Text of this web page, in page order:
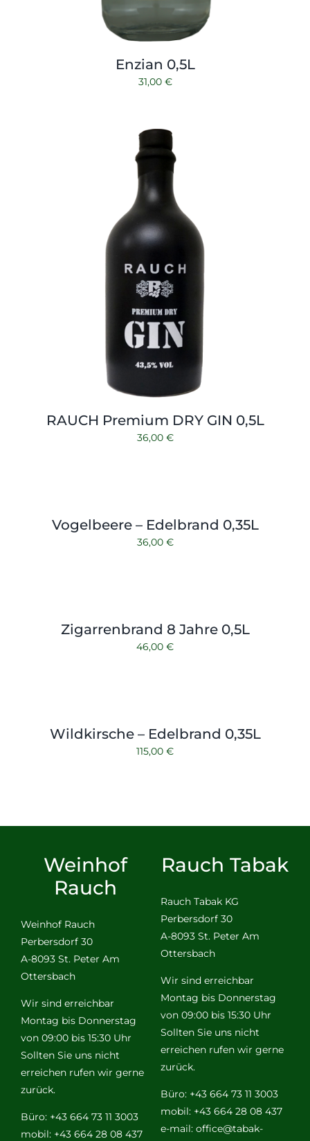
Enzian 0,5L
31,00 €
RAUCH Premium DRY GIN 0,5L
36,00 €
Vogelbeere – Edelbrand 0,35L
36,00 €
Zigarrenbrand 8 Jahre 0,5L
46,00 €
Wildkirsche – Edelbrand 0,35L
115,00 €
Weinhof
Rauch
Weinhof Rauch
Perbersdorf 30
A-8093 St. Peter Am
Ottersbach
Wir sind erreichbar
Montag bis Donnerstag
von 09:00 bis 15:30 Uhr
Sollten Sie uns nicht
erreichen rufen wir gerne
zurück.
Büro: +43 664 73 11 3003
mobil: +43 664 28 08 437
Rauch Tabak
Rauch Tabak KG
Perbersdorf 30
A-8093 St. Peter Am
Ottersbach
Wir sind erreichbar
Montag bis Donnerstag
von 09:00 bis 15:30 Uhr
Sollten Sie uns nicht
erreichen rufen wir gerne
zurück.
Büro: +43 664 73 11 3003
mobil: +43 664 28 08 437
e-mail: office@tabak-